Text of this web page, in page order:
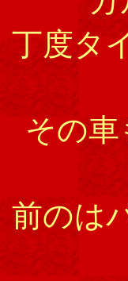
丁度タ
その
前のは